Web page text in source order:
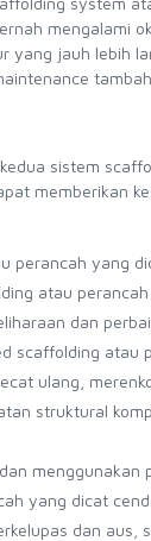
mengalami
yang jauh lebih
sistem
memberikan
perancah yang
atau
dan
scaffolding atau
ulang,
struktural
menggunakan
yang dicat
dan aus,